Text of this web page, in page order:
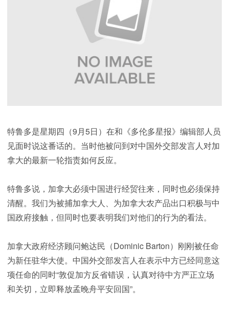
特鲁多是星期四（9月5日）在和《多伦多星报》编辑部人员
见面时说这番话的。当时他被问到对中国外交部发言人对加
拿大的最新一轮指责如何反应。
特鲁多说，加拿大必须中国进行经贸往来，同时也必须保持
清醒。我们为被捕加拿大人、为加拿大农产品出口积极与中
国政府接触，但同时也要表明我们对他们的行为的看法。
加拿大政府经济顾问鲍达民（Dominic Barton）刚刚被任命
为新任驻华大使。中国外交部发言人在表示中方已经同意这
项任命的同时“敦促加方反省错误，认真对待中方严正立场
和关切，立即释放孟晚舟平安回国”。